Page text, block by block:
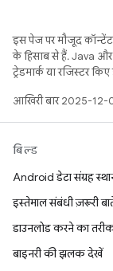
इस पेज पर मौजूद
के हिसाब से हैं. Java
ट्रेडमार्क या रजिस्टर किए
आखिरी बार 2025-12-
बिल्ड
Android डेटा संग्रह
इस्तेमाल संबंधी ज़रूरी
डाउनलोड करने का
बाइनरी की झलक देखें